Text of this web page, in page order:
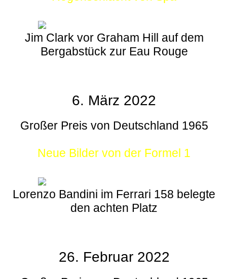
Jim Clark vor Graham Hill auf dem
Bergabstück zur Eau Rouge
6. März 2022
Großer Preis von Deutschland 1965
Neue Bilder von der Formel 1
Lorenzo Bandini im Ferrari 158 belegte
den achten Platz
26. Februar 2022